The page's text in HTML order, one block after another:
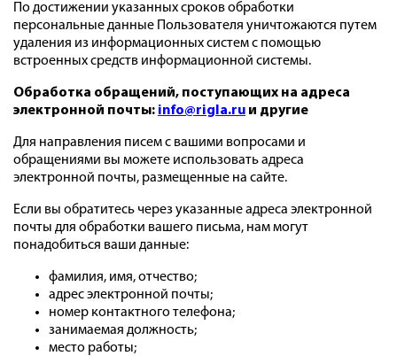
По достижении указанных сроков обработки
персональные данные Пользователя уничтожаются путем
удаления из информационных систем с помощью
встроенных средств информационной системы.
Обработка обращений, поступающих на адреса
электронной почты: info@rigla.ru и другие
Для направления писем с вашими вопросами и
обращениями вы можете использовать адреса
электронной почты, размещенные на сайте.
Если вы обратитесь через указанные адреса электронной
почты для обработки вашего письма, нам могут
понадобиться ваши данные:
фамилия, имя, отчество;
адрес электронной почты;
номер контактного телефона;
занимаемая должность;
место работы;